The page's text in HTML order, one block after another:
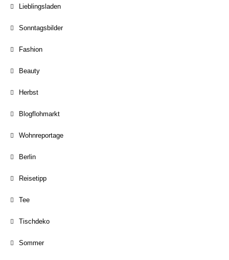
Lieblingsladen
Sonntagsbilder
Fashion
Beauty
Herbst
Blogflohmarkt
Wohnreportage
Berlin
Reisetipp
Tee
Tischdeko
Sommer